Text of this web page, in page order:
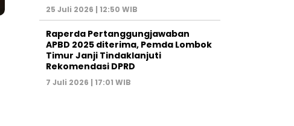
25 Juli 2026 | 12:50 WIB
Raperda Pertanggungjawaban
APBD 2025 diterima, Pemda Lombok
Timur Janji Tindaklanjuti
Rekomendasi DPRD
7 Juli 2026 | 17:01 WIB